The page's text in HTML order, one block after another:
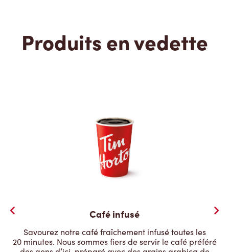
Produits en vedette
Café infusé
Savourez notre café fraîchement infusé toutes les
20 minutes. Nous sommes fiers de servir le café préféré